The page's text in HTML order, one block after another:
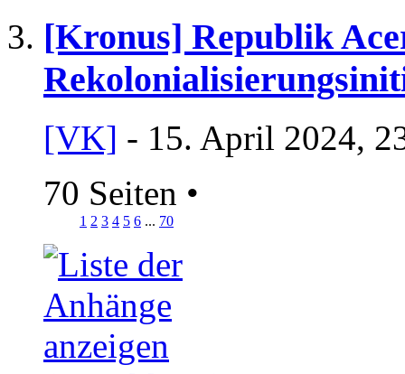
[Kronus] Republik
[VK] - 15. April 2024,
70 Seiten •
1 2 3 4 5 6 ... 70